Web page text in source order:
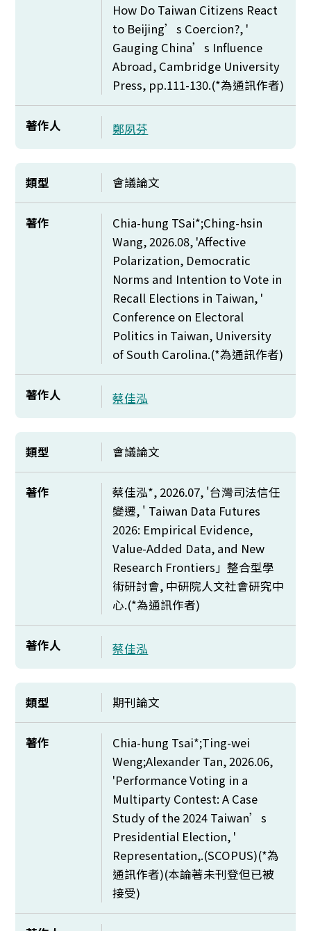
How Do Taiwan Citizens React
to Beijing’s Coercion?, '
Gauging China’s Influence
Abroad, Cambridge University
Press, pp.111-130.(*為通訊作者)
著作人 鄭夙芬
類型 會議論文
著作
Chia-hung TSai*;Ching-hsin
Wang, 2026.08, 'Affective
Polarization, Democratic
Norms and Intention to Vote in
Recall Elections in Taiwan, '
Conference on Electoral
Politics in Taiwan, University
of South Carolina.(*為通訊作者)
著作人 蔡佳泓
類型 會議論文
著作
蔡佳泓*, 2026.07, '台灣司法信任
變遷, ' Taiwan Data Futures
2026: Empirical Evidence,
Value-Added Data, and New
Research Frontiers」整合型學
術研討會, 中研院人文社會研究中
心.(*為通訊作者)
著作人 蔡佳泓
類型 期刊論文
著作
Chia-hung Tsai*;Ting-wei
Weng;Alexander Tan, 2026.06,
'Performance Voting in a
Multiparty Contest: A Case
Study of the 2024 Taiwan’s
Presidential Election, '
Representation,.(SCOPUS)(*為
通訊作者)(本論著未刊登但已被
接受)